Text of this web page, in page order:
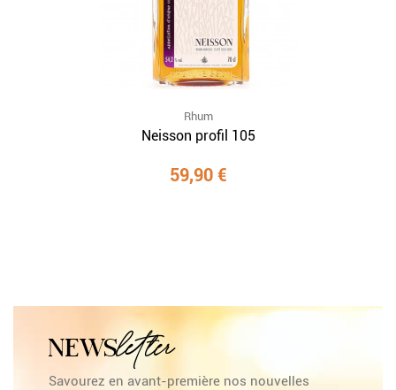
Rhum
Neisson profil 105
59,90 €
NEWSletter
Savourez en avant-première nos nouvelles